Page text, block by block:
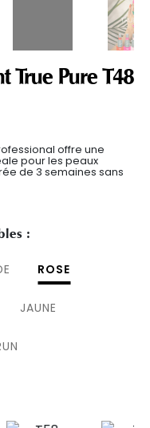
True Pure T48
offre une
pour les peaux
de 3 semaines sans
:
ROSE
JAUNE